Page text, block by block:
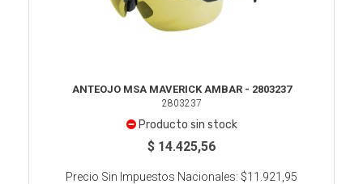
ANTEOJO MSA MAVERICK AMBAR - 2803237
2803237
Producto sin stock
$ 14.425,56
Precio Sin Impuestos Nacionales: $11.921,95